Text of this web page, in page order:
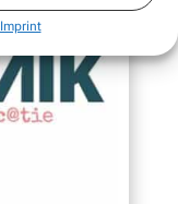
Imprint